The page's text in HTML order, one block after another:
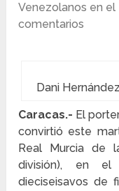
Venezolanos en el
comentarios
Dani
Caracas.- El
convirtió este
Real Murcia de
división), en
dieciseisavos de